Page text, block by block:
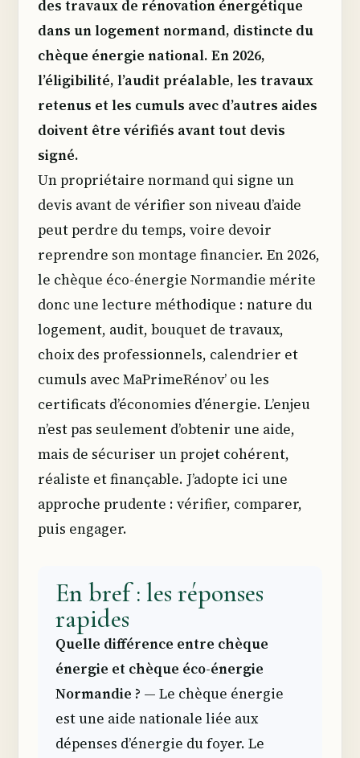
des travaux de rénovation énergétique
dans un logement normand, distincte du
chèque énergie national. En 2026,
l’éligibilité, l’audit préalable, les travaux
retenus et les cumuls avec d’autres aides
doivent être vérifiés avant tout devis
signé.
Un propriétaire normand qui signe un
devis avant de vérifier son niveau d’aide
peut perdre du temps, voire devoir
reprendre son montage financier. En 2026,
le chèque éco-énergie Normandie mérite
donc une lecture méthodique : nature du
logement, audit, bouquet de travaux,
choix des professionnels, calendrier et
cumuls avec MaPrimeRénov’ ou les
certificats d’économies d’énergie. L’enjeu
n’est pas seulement d’obtenir une aide,
mais de sécuriser un projet cohérent,
réaliste et finançable. J’adopte ici une
approche prudente : vérifier, comparer,
puis engager.
En bref : les réponses
rapides
Quelle différence entre chèque
énergie et chèque éco-énergie
Normandie ? — Le chèque énergie
est une aide nationale liée aux
dépenses d’énergie du foyer. Le